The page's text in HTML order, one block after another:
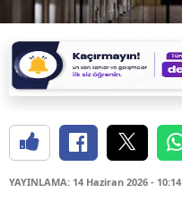
YAYINLAMA: 14 Haziran 2026 - 10:14